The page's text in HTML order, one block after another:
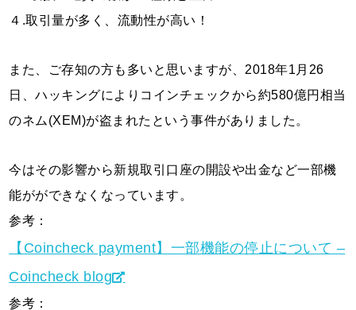
４.取引量が多く、流動性が高い！
また、ご存知の方も多いと思いますが、2018年1月26
日、ハッキングによりコインチェックから約580億円相当
のネム(XEM)が盗まれたという事件がありました。
今はその影響から新規取引口座の開設や出金など一部機
能がができなくなっています。
参考：
【Coincheck payment】一部機能の停止について –
Coincheck blog
参考：